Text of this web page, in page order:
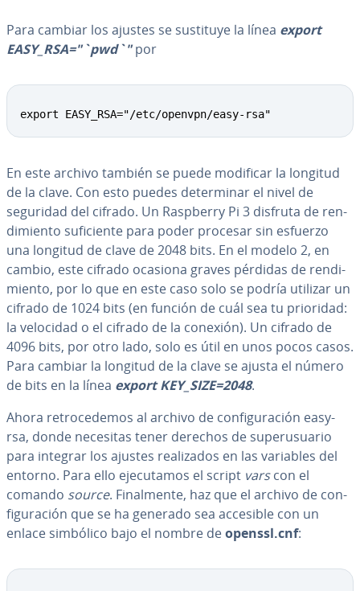
Para cambiar los ajustes se sustituye la línea export
EASY_RSA="`pwd`"por
export EASY_RSA="/etc/openvpn/easy-rsa"
En este archivo también se puede modificar la longitud
de la clave. Con esto puedes de­te­r­mi­nar el nivel de
seguridad del cifrado. Un Raspberry Pi 3 disfruta de re­n­
di­mie­n­to su­fi­cie­n­te para poder procesar sin esfuerzo
una longitud de clave de 2048 bits. En el modelo 2, en
cambio, este cifrado ocasiona graves pérdidas de re­n­di­
mie­n­to, por lo que en este caso solo se podría utilizar un
cifrado de 1024 bits (en función de cuál sea tu prioridad:
la velocidad o el cifrado de la conexión). Un cifrado de
4096 bits, por otro lado, solo es útil en unos pocos casos.
Para cambiar la longitud de la clave se ajusta el número
de bits en la línea export KEY_SIZE=2048.
Ahora re­tro­ce­de­mos al archivo de co­n­fi­gu­ra­ción easy-
rsa, donde necesitas tener derechos de su­pe­ru­sua­rio
para integrar los ajustes rea­li­za­dos en las variables del
entorno. Para ello eje­cu­ta­mos el script varscon el
comando source. Fi­na­l­me­n­te, haz que el archivo de co­n­
fi­gu­ra­ción que se ha generado sea accesible con un
enlace simbólico bajo el nombre deopenssl.cnf: